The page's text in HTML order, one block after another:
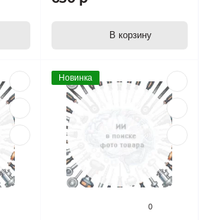
В корзину
Новинка
0